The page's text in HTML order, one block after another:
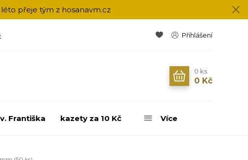
přeje tým z hosanavm.cz
Přihlášení
0 ks
0 Kč
Františka kazety za 10 Kč Více